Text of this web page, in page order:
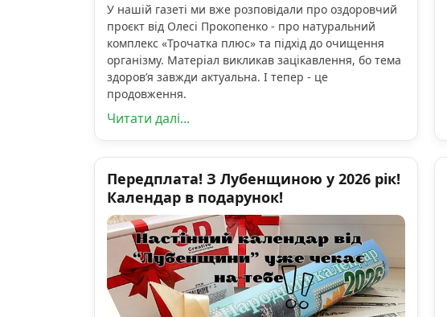
У нашій газеті ми вже розповідали про оздоровчий
проєкт від Олесі Прокопенко - про натуральний
комплекс «Трочатка плюс» та підхід до очищення
організму. Матеріал викликав зацікавлення, бо тема
здоров’я завжди актуальна. І тепер - це
продовження.
Читати далі...
Передплата! З Лубенщиною у 2026 рік!
Календар в подарунок!